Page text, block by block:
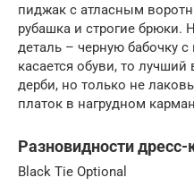
пиджак с атласным
рубашка и строгие брюки.
деталь – черную бабочку
касается обуви, то
дерби, но только не
платок в нагрудном
Разновидности
Black Tie Optional